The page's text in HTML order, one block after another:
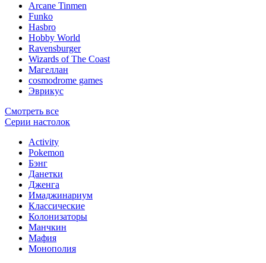
Arcane Tinmen
Funko
Hasbro
Hobby World
Ravensburger
Wizards of The Coast
Магеллан
сosmodrome games
Эврикус
Смотреть все
Серии настолок
Activity
Pokemon
Бэнг
Данетки
Дженга
Имаджинариум
Классические
Колонизаторы
Манчкин
Мафия
Монополия